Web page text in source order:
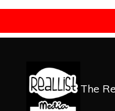
Skip
content
The